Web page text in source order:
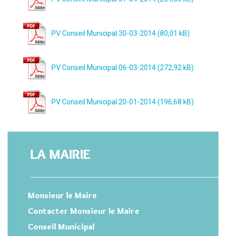
PV Conseil Municipal 30-03-2014
PV Conseil Municipal 06-03-2014
PV Conseil Municipal 20-01-2014
LA MAIRIE
Monsieur le Maire
Contacter Monsieur le Maire
Conseil Municipal